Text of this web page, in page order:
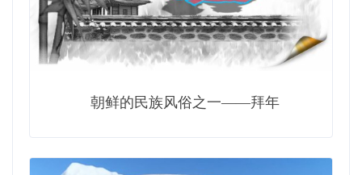
朝鲜的民族风俗之一——拜年